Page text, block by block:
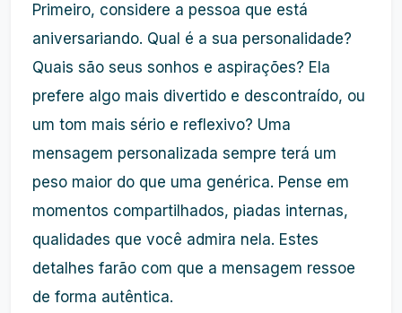
Primeiro, considere a pessoa que está
aniversariando. Qual é a sua personalidade?
Quais são seus sonhos e aspirações? Ela
prefere algo mais divertido e descontraído, ou
um tom mais sério e reflexivo? Uma
mensagem personalizada sempre terá um
peso maior do que uma genérica. Pense em
momentos compartilhados, piadas internas,
qualidades que você admira nela. Estes
detalhes farão com que a mensagem ressoe
de forma autêntica.